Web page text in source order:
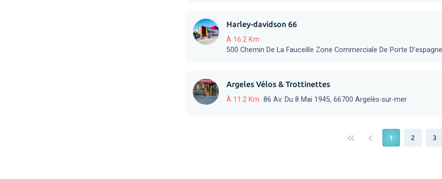
Harley-davidson 66
À 16.2 Km
500 Chemin De La Fauceille Zone Commerciale De Porte
Argeles Vélos & Trottinettes
À 11.2 Km 86 Av. Du 8 Mai 1945, 66700 Argelès-sur-mer
keyboard_double_arrow_left keyboard_arrow_left 1 2 3